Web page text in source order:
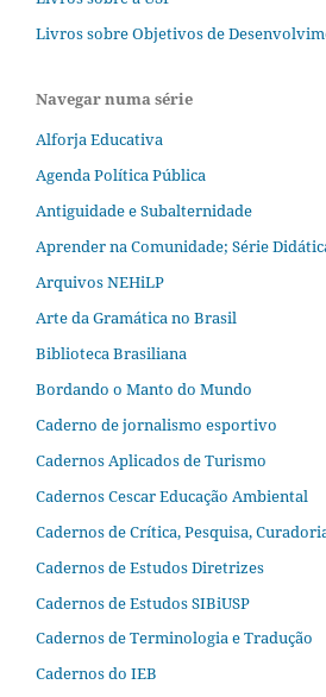
Livros sobre Objetivos de
Navegar numa série
Alforja Educativa
Agenda Política Pública
Antiguidade e Subalternidade
Aprender na Comunidade; Série
Arquivos NEHiLP
Arte da Gramática no Brasil
Biblioteca Brasiliana
Bordando o Manto do Mundo
Caderno de jornalismo esportivo
Cadernos Aplicados de Turismo
Cadernos Cescar Educação Ambiental
Cadernos de Crítica, Pesquisa,
Cadernos de Estudos Diretrizes
Cadernos de Estudos SIBiUSP
Cadernos de Terminologia e Tradução
Cadernos do IEB